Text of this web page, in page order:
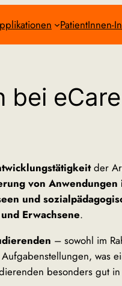
PatientInnen-
bei
der
von
und
Erwachsene.
– sowohl im
was
besonders gut